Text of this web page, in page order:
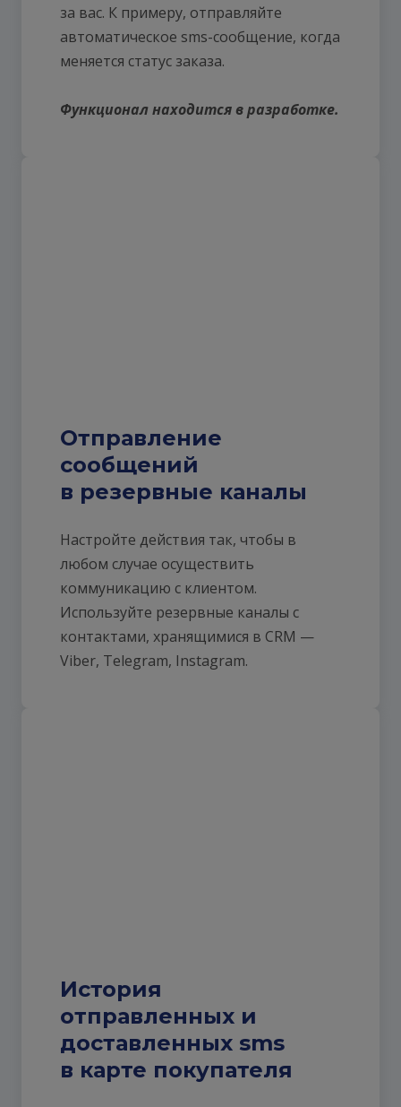
за вас. К примеру, отправляйте
автоматическое sms-сообщение, когда
меняется статус заказа.
Функционал находится в разработке.
Отправление
сообщений
в резервные каналы
Настройте действия так, чтобы в
любом случае осуществить
коммуникацию с клиентом.
Используйте резервные каналы с
контактами, хранящимися в CRM —
Viber, Telegram, Instagram.
История
отправленных и
доставленных sms
в карте покупателя